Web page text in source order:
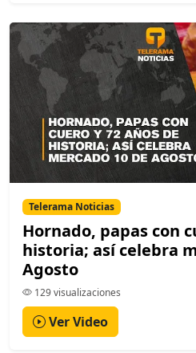
Telerama Noticias
Hornado, papas con
historia; así celebra
Agosto
129 visualizaciones
Ver Video